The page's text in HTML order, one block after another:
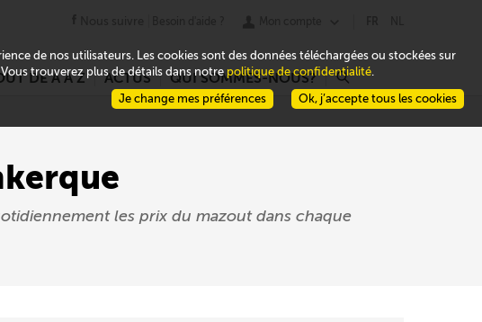
DE A À Z ACTUS QUI SOMMES-NOUS? r
les prix du mazout dans chaque
de nos utilisateurs. Les cookies sont des données téléchargées ou stockées sur
trouverez plus de détails dans notre politique de confidentialité.
Ok, j’accepte tous les cookies
Je change mes préférences